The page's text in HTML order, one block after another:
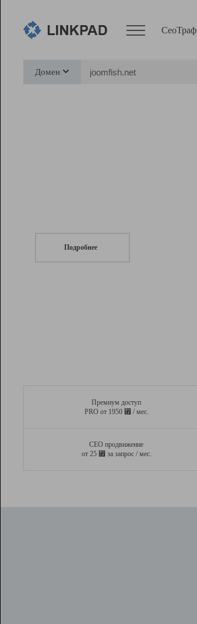
СеоТраф
Домен
Подробнее
Премиум доступ
PRO от 1950 ⃏ / мес.
СЕО продвижение
от 25 ⃏ за запрос / мес.